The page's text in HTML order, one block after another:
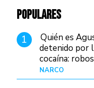
POPULARES
1
Quién es
detenido por
cocaína:
judiciales
NARCO